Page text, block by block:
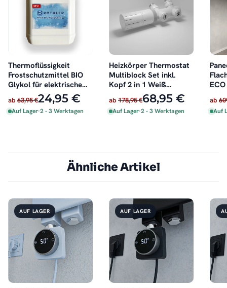
Thermoflüssigkeit
Frostschutzmittel BIO
Glykol für elektrische
Badheizkörper 2 Liter
ab 63,95 €24,95 €
Auf Lager·2 - 3 Werktagen
Heizkörper Thermostat
Multiblock Set inkl.
Kopf 2 in 1 Weiß
schwenkbar
ab 178,95 €68,95 €
Auf Lager·2 - 3 Werktagen
ab
Auf
Ähnliche Artikel
AUF LAGER AUF LAGER